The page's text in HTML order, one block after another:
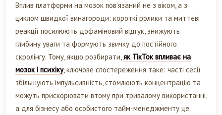
Вплив платформи на мозок пов’язаний не з віком, а з
циклом швидкої винагороди: короткі ролики та миттєві
реакції посилюють дофаміновий відгук, знижують
глибину уваги та формують звичку до постійного
скролінгу. Тому, якщо розбирати,як ТікТок впливає на
мозок і психіку, ключове спостереження таке: часті сесії
збільшують імпульсивність, стомлюють концентрацію та
можуть прискорювати втому при тривалому використанні,
а для бізнесу або особистого тайм-менеджменту це